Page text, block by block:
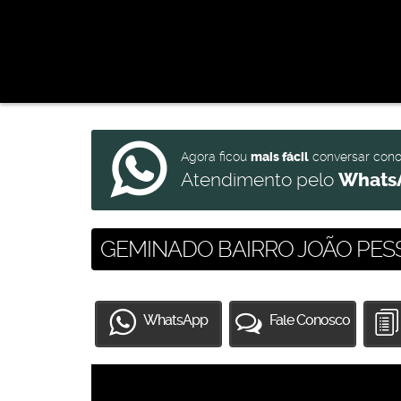
Agora ficou mais fácil conversar
Atendimento pelo
GEMINADO BAIRRO JOÃO
WhatsApp Fale Conosco